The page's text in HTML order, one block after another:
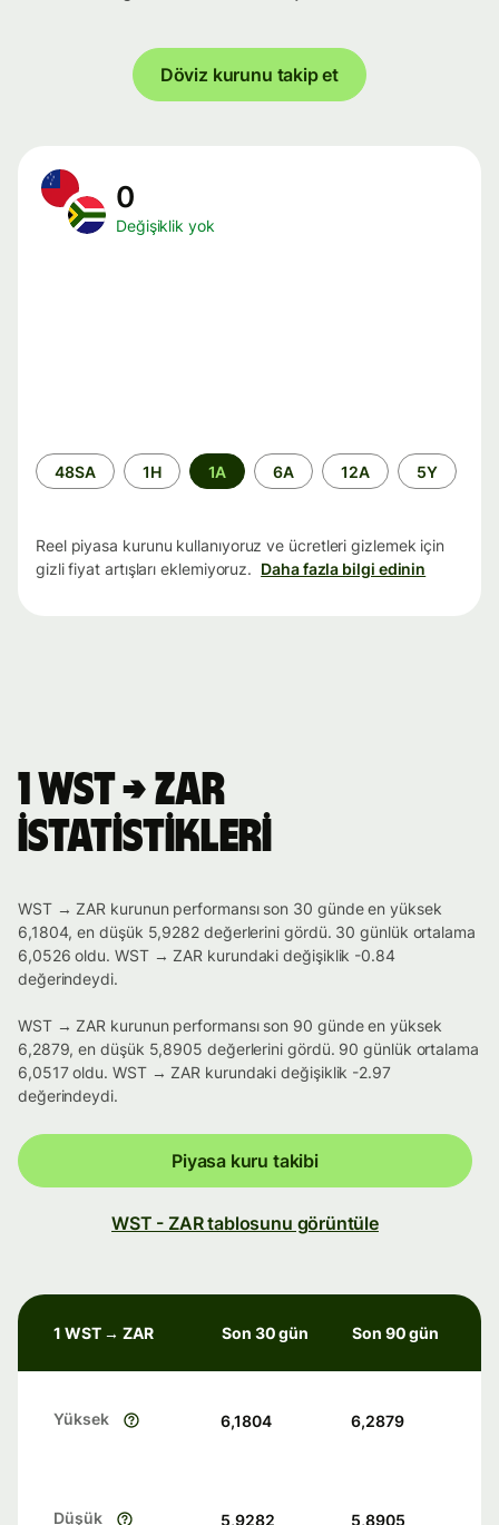
Döviz kurunu takip et
0
Değişiklik yok
Zaman
aralığı
48SA 1H 1A 6A 12A 5Y
Reel piyasa kurunu kullanıyoruz ve ücretleri gizlemek için
gizli fiyat artışları eklemiyoruz. Daha fazla bilgi edinin
1 WST → ZAR
istatistikleri
WST → ZAR kurunun performansı son 30 günde en yüksek
6,1804, en düşük 5,9282 değerlerini gördü. 30 günlük ortalama
6,0526 oldu. WST → ZAR kurundaki değişiklik -0.84
değerindeydi.
WST → ZAR kurunun performansı son 90 günde en yüksek
6,2879, en düşük 5,8905 değerlerini gördü. 90 günlük ortalama
6,0517 oldu. WST → ZAR kurundaki değişiklik -2.97
değerindeydi.
Piyasa kuru takibi
WST - ZAR tablosunu görüntüle
1 WST → ZAR Son 30 gün Son 90 gün
Yüksek 6,1804 6,2879
Düşük 5,9282 5,8905